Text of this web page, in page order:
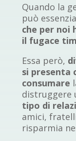
Quando la
può
che per noi
il fugace
Essa però,
si presenta
consumare
distruggere
tipo di
amici,
risparmia